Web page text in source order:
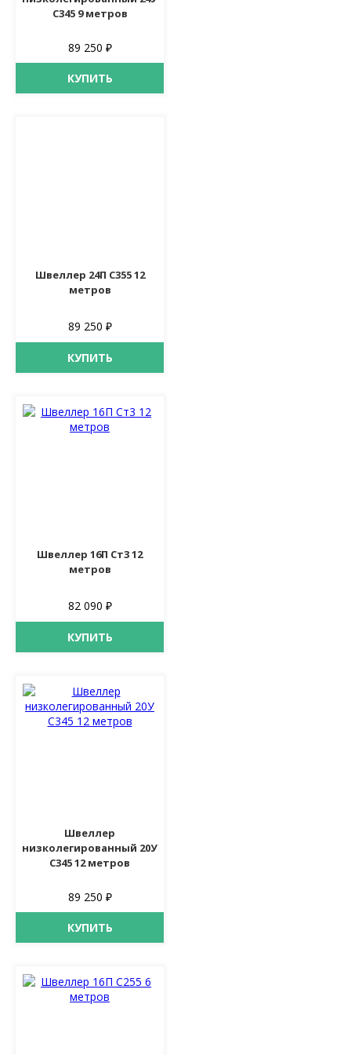
С345 9 метров
89 250 ₽
КУПИТЬ
Швеллер 24П С355 12
метров
89 250 ₽
КУПИТЬ
Швеллер 16П Ст3 12
метров
82 090 ₽
КУПИТЬ
Швеллер
низколегированный 20У
С345 12 метров
89 250 ₽
КУПИТЬ